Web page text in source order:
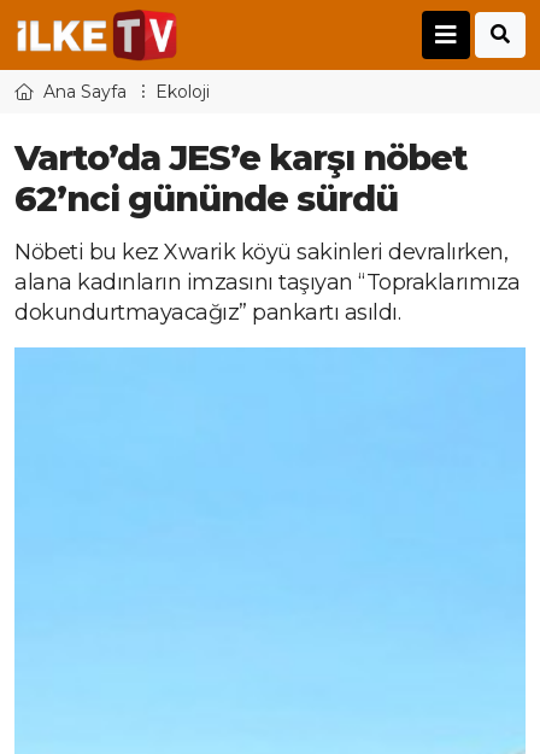
Ana Sayfa Ekoloji
Varto’da JES’e karşı nöbet
62’nci gününde sürdü
Nöbeti bu kez Xwarik köyü sakinleri devralırken,
alana kadınların imzasını taşıyan “Topraklarımıza
dokundurtmayacağız” pankartı asıldı.